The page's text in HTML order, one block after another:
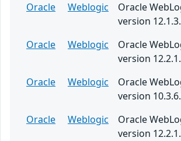
Oracle Weblogic
Oracle
version
Oracle
Weblogic
Oracle
version
Oracle
Weblogic
Oracle
version
Oracle
Weblogic
Oracle
version